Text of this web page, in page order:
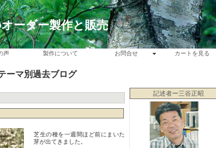
ーダー製作と販売
声 製作について お問合せ
カートを見る
ーマ別過去ブログ
芝生の種を一週間ほど前にまいた
芽が出てきました。
記述者ー三谷正昭